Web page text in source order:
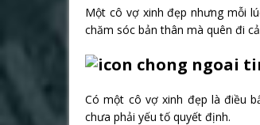
Một cô vợ xinh đẹp nhưng mỗi
chăm sóc bản thân mà quên đi
Có một cô vợ xinh đẹp là điều
chưa phải yếu tố quyết định.